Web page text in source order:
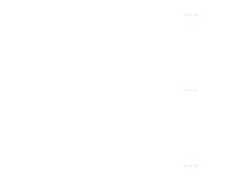
---
---
---